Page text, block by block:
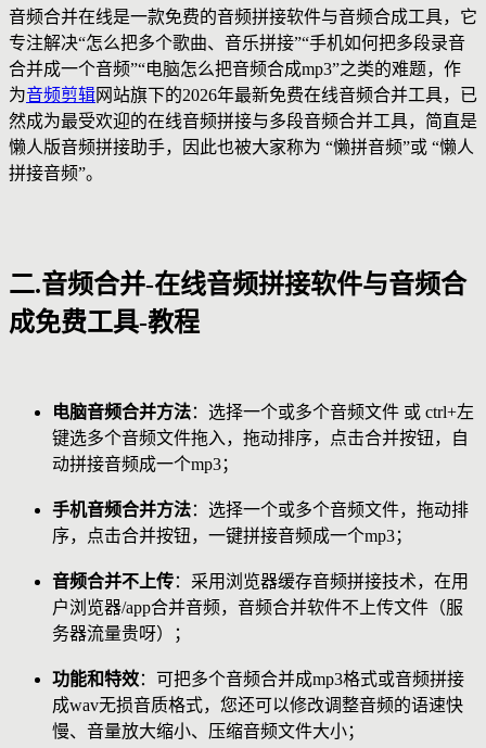
音频合并在线是一款免费的音频拼接软件与音频合成工具，它
专注解决“怎么把多个歌曲、音乐拼接”“手机如何把多段录音
合并成一个音频”“电脑怎么把音频合成mp3”之类的难题，作
为音频剪辑网站旗下的2026年最新免费在线音频合并工具，已
然成为最受欢迎的在线音频拼接与多段音频合并工具，简直是
懒人版音频拼接助手，因此也被大家称为 “懒拼音频”或 “懒人
拼接音频”。
二.音频合并-在线音频拼接软件与音频合
成免费工具-教程
电脑音频合并方法：选择一个或多个音频文件 或 ctrl+左
键选多个音频文件拖入，拖动排序，点击合并按钮，自
动拼接音频成一个mp3；
手机音频合并方法：选择一个或多个音频文件，拖动排
序，点击合并按钮，一键拼接音频成一个mp3；
音频合并不上传：采用浏览器缓存音频拼接技术，在用
户浏览器/app合并音频，音频合并软件不上传文件（服
务器流量贵呀）；
功能和特效：可把多个音频合并成mp3格式或音频拼接
成wav无损音质格式，您还可以修改调整音频的语速快
慢、音量放大缩小、压缩音频文件大小；